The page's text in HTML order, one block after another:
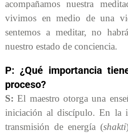
acompañamos nuestra
vivimos en medio de una
sentemos a meditar, no
nuestro estado de conciencia.
P: ¿Qué importancia
proceso?
S: El maestro otorga una
iniciación al discípulo. En la
transmisión de energía (shakti